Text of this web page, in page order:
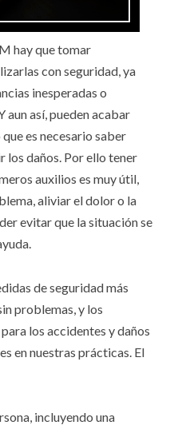
hay que tomar
con seguridad, ya
inesperadas o
aun así, pueden acabar
es necesario saber
los daños. Por ello tener
auxilios es muy útil,
aliviar el dolor o la
evitar que la situación se
de seguridad más
problemas, y los
los accidentes y daños
en nuestras prácticas. El
incluyendo una